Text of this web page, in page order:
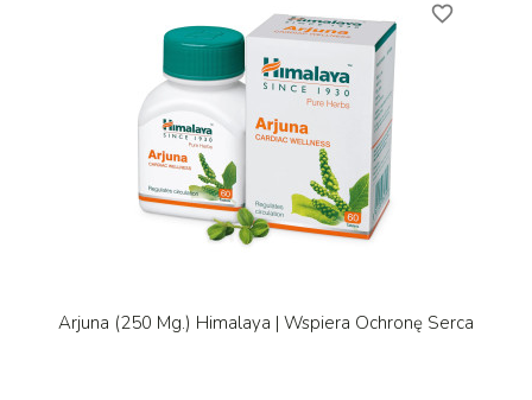
Arjuna (250 Mg.) Himalaya | Wspiera Ochronę Serca
favorite_border